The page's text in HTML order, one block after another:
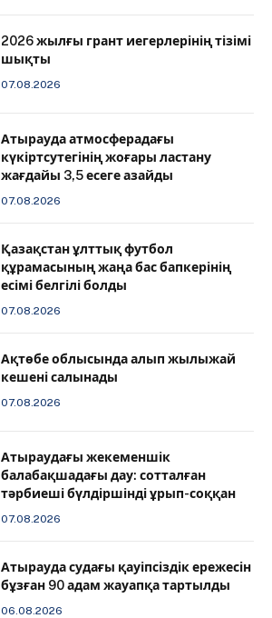
2026 жылғы грант иегерлерінің тізімі
шықты
07.08.2026
Атырауда атмосферадағы
күкіртсутегінің жоғары ластану
жағдайы 3,5 есеге азайды
07.08.2026
Қазақстан ұлттық футбол
құрамасының жаңа бас бапкерінің
есімі белгілі болды
07.08.2026
Ақтөбе облысында алып жылыжай
кешені салынады
07.08.2026
Атыраудағы жекеменшік
балабақшадағы дау: сотталған
тәрбиеші бүлдіршінді ұрып-соққан
07.08.2026
Атырауда судағы қауіпсіздік ережесін
бұзған 90 адам жауапқа тартылды
06.08.2026